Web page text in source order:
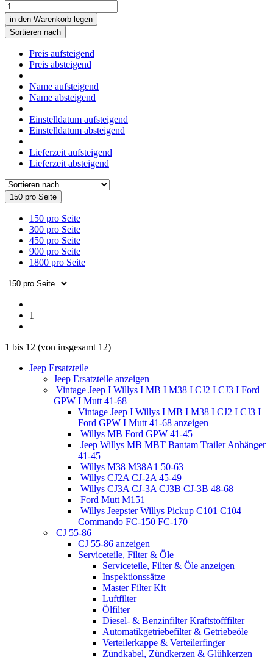
in den Warenkorb legen
Sortieren nach
Preis aufsteigend
Preis absteigend
Name aufsteigend
Name absteigend
Einstelldatum aufsteigend
Einstelldatum absteigend
Lieferzeit aufsteigend
Lieferzeit absteigend
150 pro Seite
150 pro Seite
300 pro Seite
450 pro Seite
900 pro Seite
1800 pro Seite
1
1 bis 12 (von insgesamt 12)
Jeep Ersatzteile
Jeep Ersatzteile anzeigen
Vintage Jeep I Willys I MB I M38 I CJ2 I CJ3 I Ford
GPW I Mutt 41-68
Vintage Jeep I Willys I MB I M38 I CJ2 I CJ3 I
Ford GPW I Mutt 41-68 anzeigen
Willys MB Ford GPW 41-45
Jeep Willys MB MBT Bantam Trailer Anhänger
41-45
Willys M38 M38A1 50-63
Willys CJ2A CJ-2A 45-49
Willys CJ3A CJ-3A CJ3B CJ-3B 48-68
Ford Mutt M151
Willys Jeepster Willys Pickup C101 C104
Commando FC-150 FC-170
CJ 55-86
CJ 55-86 anzeigen
Serviceteile, Filter & Öle
Serviceteile, Filter & Öle anzeigen
Inspektionssätze
Master Filter Kit
Luftfilter
Ölfilter
Diesel- & Benzinfilter Kraftstofffilter
Automatikgetriebefilter & Getriebeöle
Verteilerkappe & Verteilerfinger
Zündkabel, Zündkerzen & Glühkerzen